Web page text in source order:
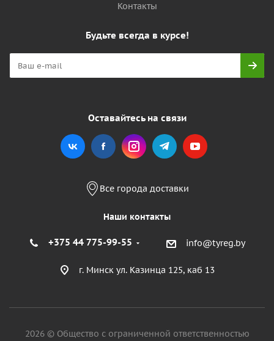
Контакты
Будьте всегда в курсе!
Оставайтесь на связи
Все города доставки
Наши контакты
+375 44 775-99-55 info@tyreg.by
г. Минск ул. Казинца 125, каб 13
2026 © Общество с ограниченной ответственностью